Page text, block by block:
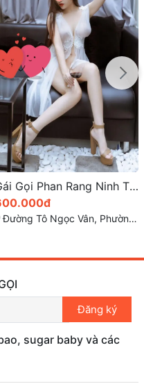
✓ Đã xác thực
Jessica – Ngực Đẹp, Bướm Múp, Mông Cong – Gái Gọi Xinh Đẹp Thành phố Quy Nhơn, Bình Định
Tây Sơn-phường Nguyễn Văn Cừ, Quy Nhơn, Bình Định
Đăng ký
sugar baby và các